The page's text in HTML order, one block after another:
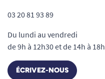
03 20 81 93 89
Du lundi au vendredi
de 9h à 12h30 et de 14h à 18h
ÉCRIVEZ-NOUS